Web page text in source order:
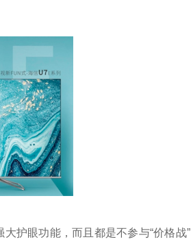
护眼功能，而且都是不参与“价格战”